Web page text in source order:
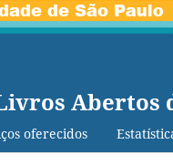
Abertos
oferecidos